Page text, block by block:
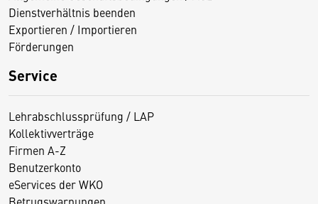
Dienstverhältnis beenden
Exportieren / Importieren
Förderungen
Service
Lehrabschlussprüfung / LAP
Kollektivverträge
Firmen A-Z
Benutzerkonto
eServices der WKO